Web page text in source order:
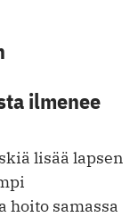
ilmenee
lisää lapsen
hoito samassa